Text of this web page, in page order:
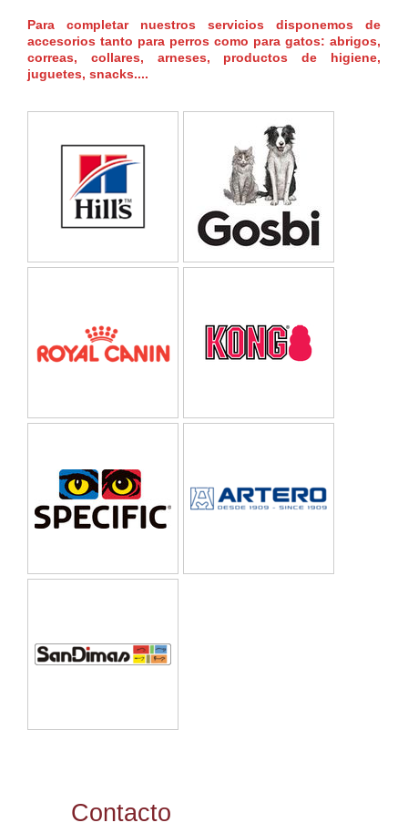
Para completar nuestros servicios disponemos de
accesorios tanto para perros como para gatos: abrigos,
correas, collares, arneses, productos de higiene,
juguetes, snacks....
Contacto